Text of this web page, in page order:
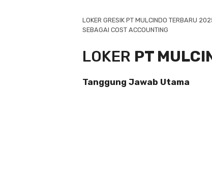
LOKER GRESIK PT MULCINDO TERBARU
SEBAGAI COST ACCOUNTING
LOKER PT
Tanggung Jawab Utama